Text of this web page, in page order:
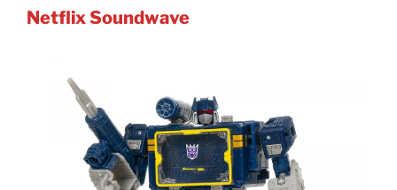
Netflix Soundwave